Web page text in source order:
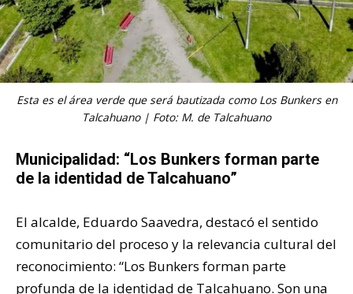
Esta es el área verde que será bautizada como Los Bunkers en
Talcahuano | Foto: M. de Talcahuano
Municipalidad: “Los Bunkers forman parte
de la identidad de Talcahuano”
El alcalde, Eduardo Saavedra, destacó el sentido
comunitario del proceso y la relevancia cultural del
reconocimiento: “Los Bunkers forman parte
profunda de la identidad de Talcahuano. Son una